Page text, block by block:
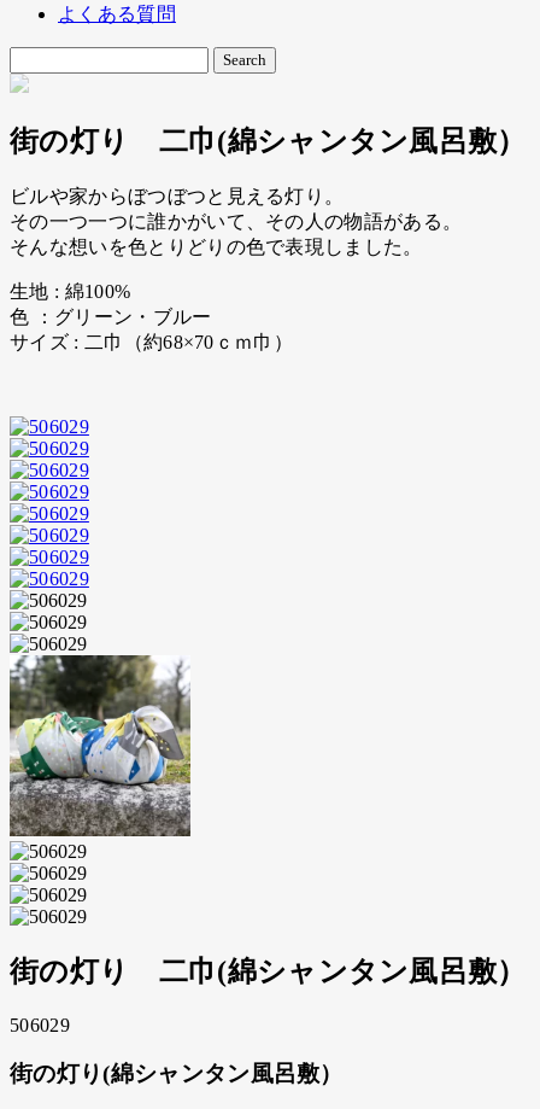
よくある質問
街の灯り 二巾(綿シャンタン風呂敷）
ビルや家からぼつぼつと見える灯り。
その一つ一つに誰かがいて、その人の物語がある。
そんな想いを色とりどりの色で表現しました。
生地 : 綿100%
色 ：グリーン・ブルー
サイズ : 二巾（約68×70ｃｍ巾）
街の灯り 二巾(綿シャンタン風呂敷）
506029
街の灯り(綿シャンタン風呂敷）